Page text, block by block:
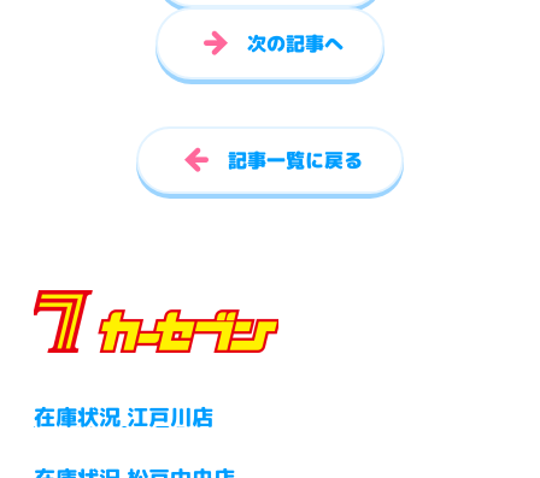
次の記事へ
記事一覧に戻る
在庫状況 江戸川店